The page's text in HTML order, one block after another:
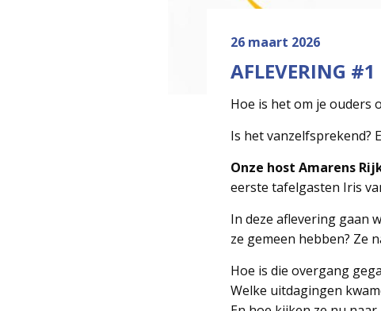
26 maart 2026
AFLEVERING #1
Hoe is het om je ouders
Is het vanzelfsprekend?
Onze host Amarens
eerste tafelgasten Iris
In deze aflevering gaan
ze gemeen hebben? Ze
Hoe is die overgang
Welke uitdagingen